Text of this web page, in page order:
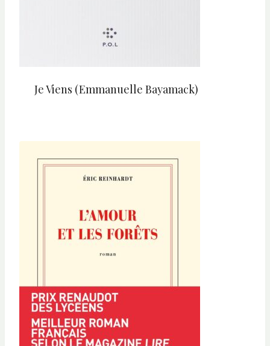
Je Viens (Emmanuelle Bayamack)